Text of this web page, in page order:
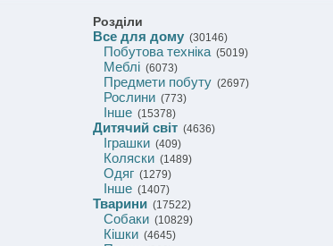
Розділи
Все для дому (30146)
Побутова техніка(5019)
Меблі (6073)
Предмети побуту (2697)
Рослини (773)
Інше (15378)
Дитячий світ (4636)
Іграшки (409)
Коляски (1489)
Одяг (1279)
Інше (1407)
Тварини (17522)
Собаки (10829)
Кішки (4645)